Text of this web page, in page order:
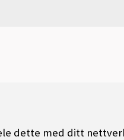
dette med ditt